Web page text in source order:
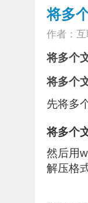
将多
作者：
将多个
将多个
先将多
将多个
然后用
解压格